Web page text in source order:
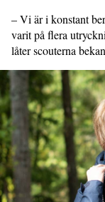
– Vi är i konstant
varit på flera
låter scouterna